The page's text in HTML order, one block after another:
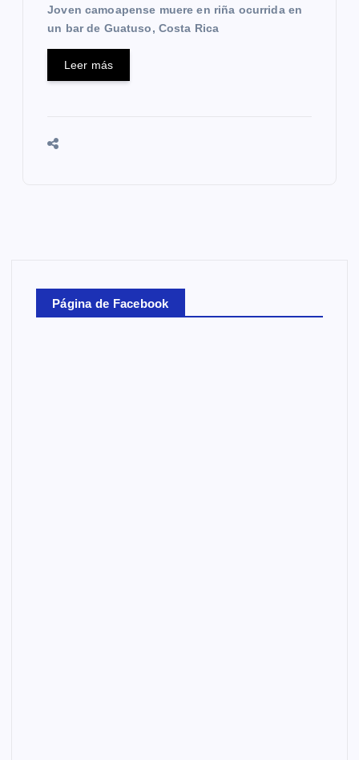
Joven camoapense muere en riña ocurrida en
un bar de Guatuso, Costa Rica
Leer más
Página de Facebook